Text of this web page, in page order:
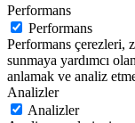
Performans
Performans
Performans çerezleri,
sunmaya yardımcı
anlamak ve analiz
Analizler
Analizler